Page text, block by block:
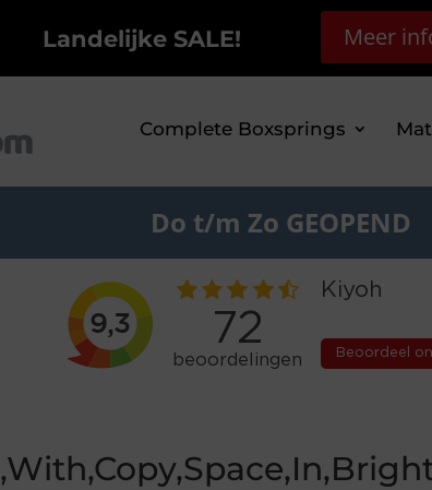
Landelijke SALE! Meer
Complete Boxsprings
Do t/m Zo GEOPEND